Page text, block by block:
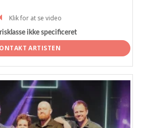
Klik for at se video
ikke specificeret
ARTISTEN